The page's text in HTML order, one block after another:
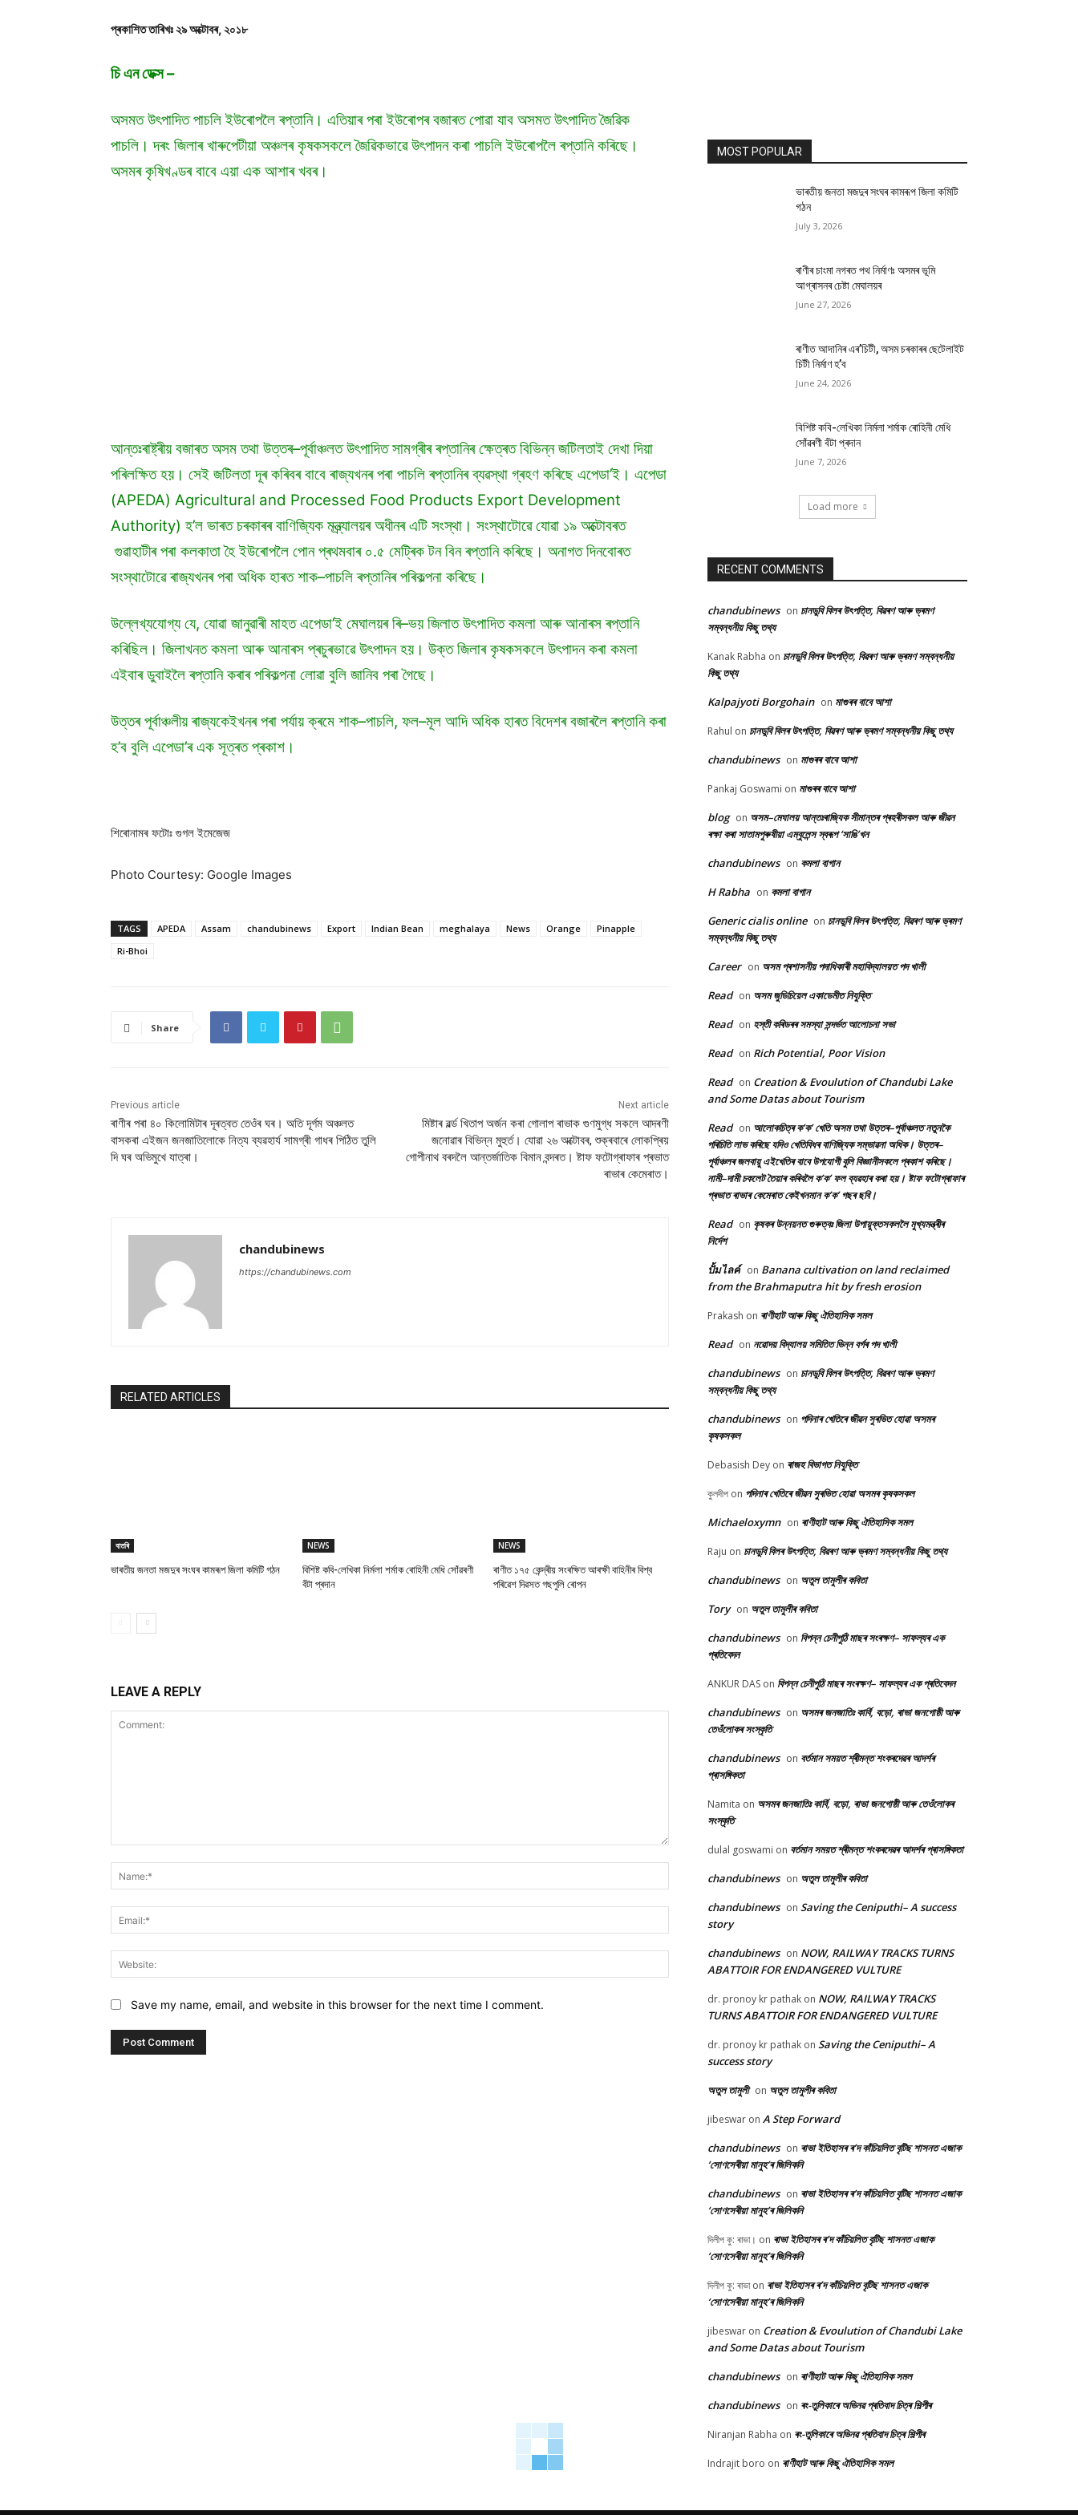
প্ৰকাশিত তাৰিখঃ ২৯ অক্টোবৰ, ২০১৮
চি এন ডেক্স–
অসমত উৎপাদিত পাচলি ইউৰোপলৈ ৰপ্তানি। এতিয়াৰ পৰা ইউৰোপৰ বজাৰত পোৱা যাব অসমত উৎপাদিত জৈৱিক
পাচলি। দৰং জিলাৰ খাৰুপেটীয়া অঞ্চলৰ কৃষকসকলে জৈৱিকভাৱে উৎপাদন কৰা পাচলি ইউৰোপলৈ ৰপ্তানি কৰিছে।
অসমৰ কৃষিখণ্ডৰ বাবে এয়া এক আশাৰ খবৰ।
আন্তঃৰাষ্ট্ৰীয় বজাৰত অসম তথা উত্তৰ–পূৰ্বাঞ্চলত উৎপাদিত সামগ্ৰীৰ ৰপ্তানিৰ ক্ষেত্ৰত বিভিন্ন জটিলতাই দেখা দিয়া
পৰিলক্ষিত হয়। সেই জটিলতা দূৰ কৰিবৰ বাবে ৰাজ্যখনৰ পৰা পাচলি ৰপ্তানিৰ ব্যৱস্থা গ্ৰহণ কৰিছে এপেডা’ই। এপেডা
(APEDA) Agricultural and Processed Food Products Export Development
Authority) হ’ল ভাৰত চৰকাৰৰ বাণিজ্যিক মন্ত্ৰ্যালয়ৰ অধীনৰ এটি সংস্থা। সংস্থাটোৱে যোৱা ১৯ অক্টোবৰত
গুৱাহাটীৰ পৰা কলকাতা হৈ ইউৰোপলৈ পোন প্ৰথমবাৰ ০.৫ মেট্ৰিক টন বিন ৰপ্তানি কৰিছে। অনাগত দিনবোৰত
সংস্থাটোৱে ৰাজ্যখনৰ পৰা অধিক হাৰত শাক–পাচলি ৰপ্তানিৰ পৰিকল্পনা কৰিছে।
উল্লেখ্যযোগ্য যে, যোৱা জানুৱাৰী মাহত এপেডা’ই মেঘালয়ৰ ৰি–ভয় জিলাত উৎপাদিত কমলা আৰু আনাৰস ৰপ্তানি
কৰিছিল। জিলাখনত কমলা আৰু আনাৰস প্ৰচুৰভাৱে উৎপাদন হয়। উক্ত জিলাৰ কৃষকসকলে উৎপাদন কৰা কমলা
এইবাৰ ডুবাইলৈ ৰপ্তানি কৰাৰ পৰিকল্পনা লোৱা বুলি জানিব পৰা গৈছে।
উত্তৰ পূৰ্বাঞ্চলীয় ৰাজ্যকেইখনৰ পৰা পৰ্যায় ক্ৰমে শাক–পাচলি, ফল–মূল আদি অধিক হাৰত বিদেশৰ বজাৰলৈ ৰপ্তানি কৰা
হ’ব বুলি এপেডা’ৰ এক সূত্ৰত প্ৰকাশ।
শিৰোনামৰ ফটোঃ গুগল ইমেজেজ
Photo Courtesy: Google Images
TAGS APEDA Assam chandubinews Export Indian Bean meghalaya News Orange
Pinapple
Ri-Bhoi
Share
Previous article
ৰাণীৰ পৰা ৪০ কিলোমিটাৰ দূৰত্বত তেওঁৰ ঘৰ। অতি দূৰ্গম অঞ্চলত
বাসকৰা এইজন জনজাতিলোকে নিত্য ব্যৱহাৰ্য সামগ্ৰী গাধৰ পিঠিত তুলি
দি ঘৰ অভিমুখে যাত্ৰা।
Next article
মিষ্টাৰ ৱৰ্ল্ড খিতাপ অৰ্জন কৰা গোলাপ ৰাভাক গুণমুগ্ধ সকলে আদৰণী
জনোৱাৰ বিভিন্ন মুহুৰ্ত। যোৱা ২৬ অক্টোবৰ, শুক্ৰবাৰে লোকপ্ৰিয়
গোপীনাথ বৰদলৈ আন্তৰ্জাতিক বিমান বন্দৰত। ষ্টাফ ফটোগ্ৰাফাৰ প্ৰভাত
ৰাভাৰ কেমেৰাত।
chandubinews
https://chandubinews.com
RELATED ARTICLES
বাতৰি
ভাৰতীয় জনতা মজদুৰ সংঘৰ কামৰূপ জিলা কমিটি গঠন
NEWS
বিশিষ্ট কবি-লেখিকা নিৰ্মলা শৰ্মাক ৰোহিনী মেধি সোঁৱৰণী
বঁটা প্ৰদান
NEWS
ৰাণীত ১৭৫ কেন্দ্ৰীয় সংৰক্ষিত আৰক্ষী বাহিনীৰ বিশ্ব
পৰিৱেশ দিৱসত গছপুলি ৰোপন
LEAVE A REPLY
Website:
Save my name, email, and website in this browser for the next time I comment.
MOST POPULAR
ভাৰতীয় জনতা মজদুৰ সংঘৰ কামৰূপ জিলা কমিটি
গঠন
July 3, 2026
ৰাণীৰ চাংমা নগৰত পথ নিৰ্মাণঃ অসমৰ ভূমি
আগ্ৰাসনৰ চেষ্টা মেঘালয়ৰ
June 27, 2026
ৰাণীত আদানিৰ এৰ’চিটী, অসম চৰকাৰৰ ছেটেলাইট
চিটী নিৰ্মাণ হ’ব
June 24, 2026
বিশিষ্ট কবি-লেখিকা নিৰ্মলা শৰ্মাক ৰোহিনী মেধি
সোঁৱৰণী বঁটা প্ৰদান
June 7, 2026
Load more
RECENT COMMENTS
chandubinews on চানডুবি বিলৰ উৎপত্তি, বিৱৰণ আৰু ভ্ৰমণ
সম্বন্ধনীয় কিছু তথ্য
Kanak Rabha on চানডুবি বিলৰ উৎপত্তি, বিৱৰণ আৰু ভ্ৰমণ সম্বন্ধনীয়
কিছু তথ্য
Kalpajyoti Borgohain on মাগুৰৰ বাবে আশা
Rahul on চানডুবি বিলৰ উৎপত্তি, বিৱৰণ আৰু ভ্ৰমণ সম্বন্ধনীয় কিছু তথ্য
chandubinews on মাগুৰৰ বাবে আশা
Pankaj Goswami on মাগুৰৰ বাবে আশা
blog on অসম–মেঘালয় আন্তঃৰাজ্যিক সীমান্তৰ প্ৰহৰীসকল আৰু জীৱন
ৰক্ষা কৰা সাতামপুৰুষীয়া এম্বুলেন্স স্বৰূপ ‘সাঙি’খন
chandubinews on কমলা বাগান
H Rabha on কমলা বাগান
Generic cialis online on চানডুবি বিলৰ উৎপত্তি, বিৱৰণ আৰু ভ্ৰমণ
সম্বন্ধনীয় কিছু তথ্য
Career on অসম প্ৰশাসনীয় পদাধিকাৰী মহাবিদ্যালয়ত পদ খালী
Read on অসম জুডিচিয়েল একাডেমীত নিযুক্তি
Read on হস্তী কৰিডৰৰ সমস্যা সন্দৰ্ভত আলোচনা সভা
Read on Rich Potential, Poor Vision
Read on Creation & Evoulution of Chandubi Lake
and Some Datas about Tourism
Read on আলোকচিত্ৰ ক’ক’ খেতি অসম তথা উত্তৰ–পূৰ্বাঞ্চলত নতুনকৈ
পৰিচিতি লাভ কৰিছে যদিও খেতিবিধৰ বাণিজ্যিক সম্ভাৱনা অধিক। উত্তৰ–
পূৰ্বাঞ্চলৰ জলবায়ু এইখেতিৰ বাবে উপযোগী বুলি বিজ্ঞানীসকলে প্ৰকাশ কৰিছে।
নামী–দামী চকলেট তৈয়াৰ কৰিবলৈ ক’ক’ ফল ব্যৱহাৰ কৰা হয়। ষ্টাফ ফটোগ্ৰাফাৰ
প্ৰভাত ৰাভাৰ কেমেৰাত কেইখনমান ক’ক’ গছৰ ছবি।
Read on কৃষকৰ উন্নয়নত গুৰুত্বঃ জিলা উপায়ুক্তসকললৈ মুখ্যমন্ত্ৰীৰ
নিৰ্দেশ
ปั้มไลค์ on Banana cultivation on land reclaimed
from the Brahmaputra hit by fresh erosion
Prakash on ৰাণীহাট আৰু কিছু ঐতিহাসিক সমল
Read on নৱোদয় বিদ্যালয় সমিতিত ভিন্ন বৰ্গৰ পদ খালী
chandubinews on চানডুবি বিলৰ উৎপত্তি, বিৱৰণ আৰু ভ্ৰমণ
সম্বন্ধনীয় কিছু তথ্য
chandubinews on পদিনাৰ খেতিৰে জীৱন সুৰভিত হোৱা অসমৰ
কৃষকসকল
Debasish Dey on ৰাজহ বিভাগত নিযুক্তি
কুলদীপ on পদিনাৰ খেতিৰে জীৱন সুৰভিত হোৱা অসমৰ কৃষকসকল
Michaeloxymn on ৰাণীহাট আৰু কিছু ঐতিহাসিক সমল
Raju on চানডুবি বিলৰ উৎপত্তি, বিৱৰণ আৰু ভ্ৰমণ সম্বন্ধনীয় কিছু তথ্য
chandubinews on অতুল তামুলীৰ কবিতা
Tory on অতুল তামুলীৰ কবিতা
chandubinews on বিপন্ন চেনীপুঠি মাছৰ সংৰক্ষণ– সাফল্যৰ এক
প্ৰতিবেদন
ANKUR DAS on বিপন্ন চেনীপুঠি মাছৰ সংৰক্ষণ– সাফল্যৰ এক প্ৰতিবেদন
chandubinews on অসমৰ জনজাতিঃ কাৰ্বি, বড়ো, ৰাভা জনগোষ্ঠী আৰু
তেওঁলোকৰ সংস্কৃতি
chandubinews on বৰ্তমান সময়ত শ্ৰীমন্ত শংকৰদেৱৰ আদৰ্শৰ
প্ৰাসঙ্গিকতা
Namita on অসমৰ জনজাতিঃ কাৰ্বি, বড়ো, ৰাভা জনগোষ্ঠী আৰু তেওঁলোকৰ
সংস্কৃতি
dulal goswami on বৰ্তমান সময়ত শ্ৰীমন্ত শংকৰদেৱৰ আদৰ্শৰ প্ৰাসঙ্গিকতা
chandubinews on অতুল তামুলীৰ কবিতা
chandubinews on Saving the Ceniputhi– A success
story
chandubinews on NOW, RAILWAY TRACKS TURNS
ABATTOIR FOR ENDANGERED VULTURE
dr. pronoy kr pathak on NOW, RAILWAY TRACKS
TURNS ABATTOIR FOR ENDANGERED VULTURE
dr. pronoy kr pathak on Saving the Ceniputhi– A
success story
অতুল তামুলী on অতুল তামুলীৰ কবিতা
jibeswar on A Step Forward
chandubinews on ৰাভা ইতিহাসৰ ৰ’দ কাঁচিয়লিত বৃটিছ শাসনত এজাক
‘সোণসেৰীয়া মানুহ’ৰ জিলিকনি
chandubinews on ৰাভা ইতিহাসৰ ৰ’দ কাঁচিয়লিত বৃটিছ শাসনত এজাক
‘সোণসেৰীয়া মানুহ’ৰ জিলিকনি
দিলীপ কু: ৰাভা। on ৰাভা ইতিহাসৰ ৰ’দ কাঁচিয়লিত বৃটিছ শাসনত এজাক
‘সোণসেৰীয়া মানুহ’ৰ জিলিকনি
দিলীপ কু: ৰাভাon ৰাভা ইতিহাসৰ ৰ’দ কাঁচিয়লিত বৃটিছ শাসনত এজাক
‘সোণসেৰীয়া মানুহ’ৰ জিলিকনি
jibeswar on Creation & Evoulution of Chandubi Lake
and Some Datas about Tourism
chandubinews on ৰাণীহাট আৰু কিছু ঐতিহাসিক সমল
chandubinews on ৰং-তুলিকাৰে অভিনৱ প্ৰতিবাদ চিত্ৰ শিল্পীৰ
Niranjan Rabha on ৰং-তুলিকাৰে অভিনৱ প্ৰতিবাদ চিত্ৰ শিল্পীৰ
Indrajit boro on ৰাণীহাট আৰু কিছু ঐতিহাসিক সমল